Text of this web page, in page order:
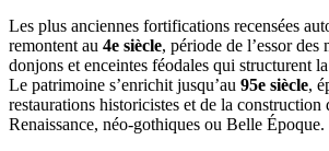
Les plus anciennes fortifications recensées
remontent au 4e siècle, période de l’essor des
donjons et enceintes féodales qui structurent
Le patrimoine s’enrichit jusqu’au 95e siècle,
restaurations historicistes et de la construction
Renaissance, néo-gothiques ou Belle Époque.